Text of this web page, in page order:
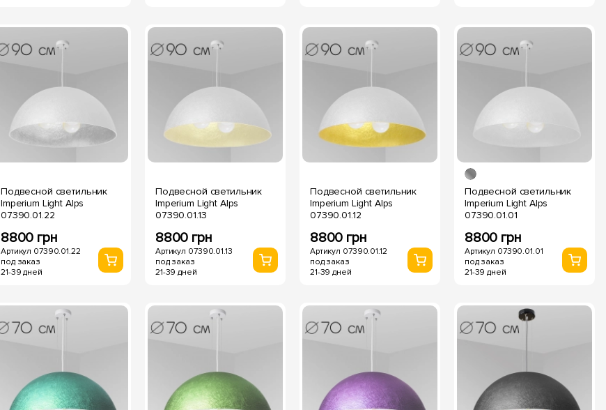
Подвесной светильник
Imperium Light Alps
07390.01.22
8800 грн
Артикул 07390.01.22
под заказ
21-39 дней
Подвесной светильник
Imperium Light Alps
07390.01.13
8800 грн
Артикул 07390.01.13
под заказ
21-39 дней
Подвесной светильник
Imperium Light Alps
07390.01.12
8800 грн
Артикул 07390.01.12
под заказ
21-39 дней
Подвесной светильник
Imperium Light Alps
07390.01.01
8800 грн
Артикул 07390.01.01
под заказ
21-39 дней